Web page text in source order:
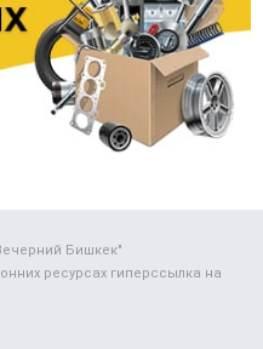
Бишкек"
ресурсах гиперссылка на